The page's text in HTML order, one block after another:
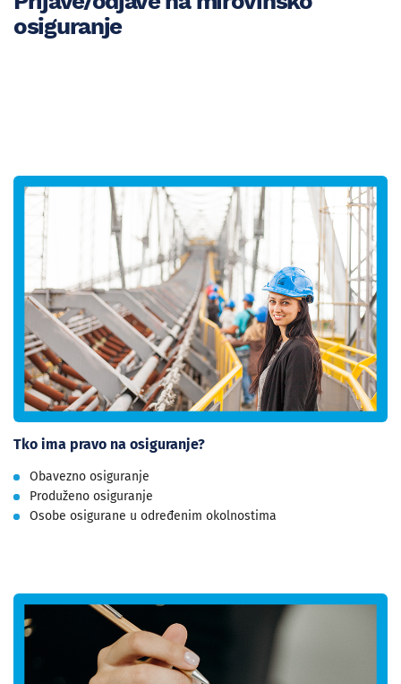
osiguranje
Tko ima pravo na osiguranje?
Obavezno osiguranje
Produženo osiguranje
Osobe osigurane u određenim okolnostima